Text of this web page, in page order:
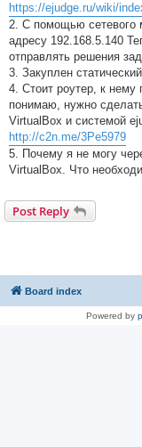
https://ejudge.ru/wiki/
2. С помощью сетевого
адресу 192.168.5.140
отправлять решения
3. Закуплен
4. Стоит роутер, к нему
понимаю, нужно
VirtualBox и системой
http://c2n.me/3Pe5979
5. Почему я не могу
VirtualBox. Что
Post Reply
Board index
Powered by